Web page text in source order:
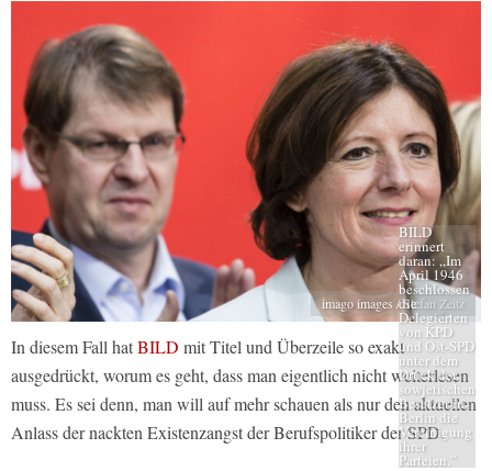
imago images / Stefan Zeitz
In diesem Fall hatBILD mit Titel und Überzeile so exakt
ausgedrückt, worum es geht, dass man eigentlich nicht weiterlesen
muss. Es sei denn, man will auf mehr schauen als nur den aktuellen
Anlass der nackten Existenzangst der Berufspolitiker der SPD.
BILD
erinnert
daran:„Im
April 1946
beschlossen
die
Delegierten
von KPD
und Ost-SPD
unter dem
Druck der
sowjetischen
Besatzer in
Berlin die
Vereinigung
ihrer
Parteien.”